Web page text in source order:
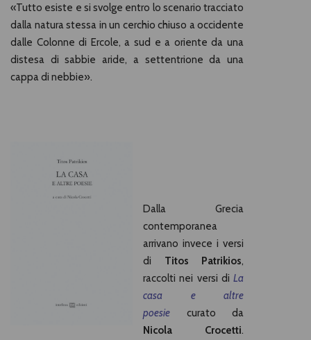
«Tutto esiste e si svolge entro lo scenario tracciato
dalla natura stessa in un cerchio chiuso a occidente
dalle Colonne di Ercole, a sud e a oriente da una
distesa di sabbie aride, a settentrione da una
cappa di nebbie».
Dalla Grecia
contemporanea
arrivano invece i versi
di Titos Patrikios,
raccolti nei versi di La
casa e altre
poesie curato da
Nicola Crocetti.